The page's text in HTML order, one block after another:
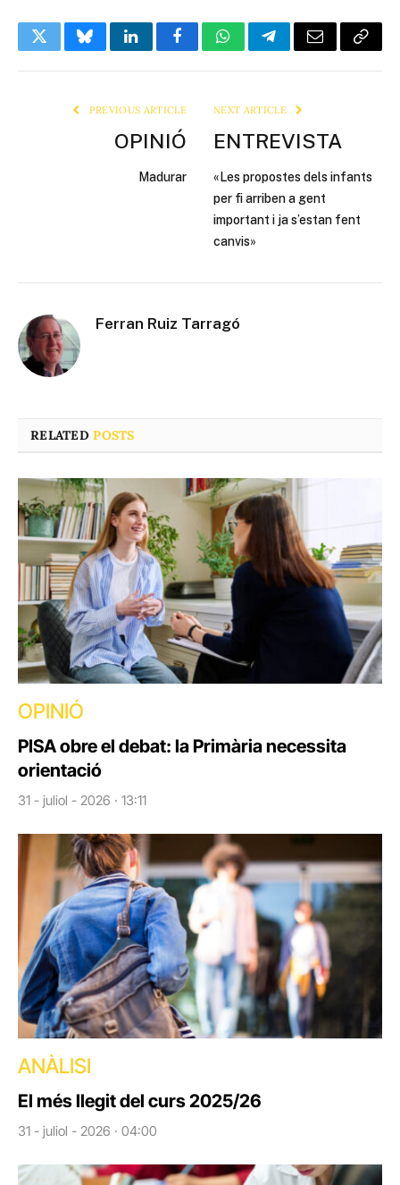
TwitterBlueskyLinkedInFacebookWhatsAppTelegramEmail Copy
PREVIOUS ARTICLE
OPINIÓ
Madurar
NEXT ARTICLE
ENTREVISTA
«Les propostes dels infants
per fi arriben a gent
important i ja s’estan fent
canvis»
Ferran Ruiz Tarragó
RELATEDPOSTS
OPINIÓ
PISA obre el debat: la Primària necessita
orientació
31 - juliol - 2026 · 13:11
ANÀLISI
El més llegit del curs 2025/26
31 - juliol - 2026 · 04:00